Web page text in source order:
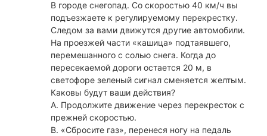
В городе снегопад. Со скоростью 40 км/ч вы
подъезжаете к регулируемому перекрестку.
Следом за вами движутся другие автомобили.
На проезжей части «кашица» подтаявшего,
перемешанного с солью снега. Когда до
пересекаемой дороги остается 20 м, в
светофоре зеленый сигнал сменяется желтым.
Каковы будут ваши действия?
А. Продолжите движение через перекресток с
прежней скоростью.
В. «Сбросите газ», перенеся ногу на педаль